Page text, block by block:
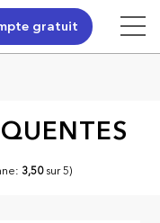
gratuit
3,50sur5)